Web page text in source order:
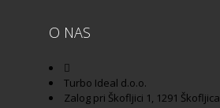
O NAS
Turbo Ideal d.o.o.
Zalog pri Škofljici 1, 1291 Škofljica